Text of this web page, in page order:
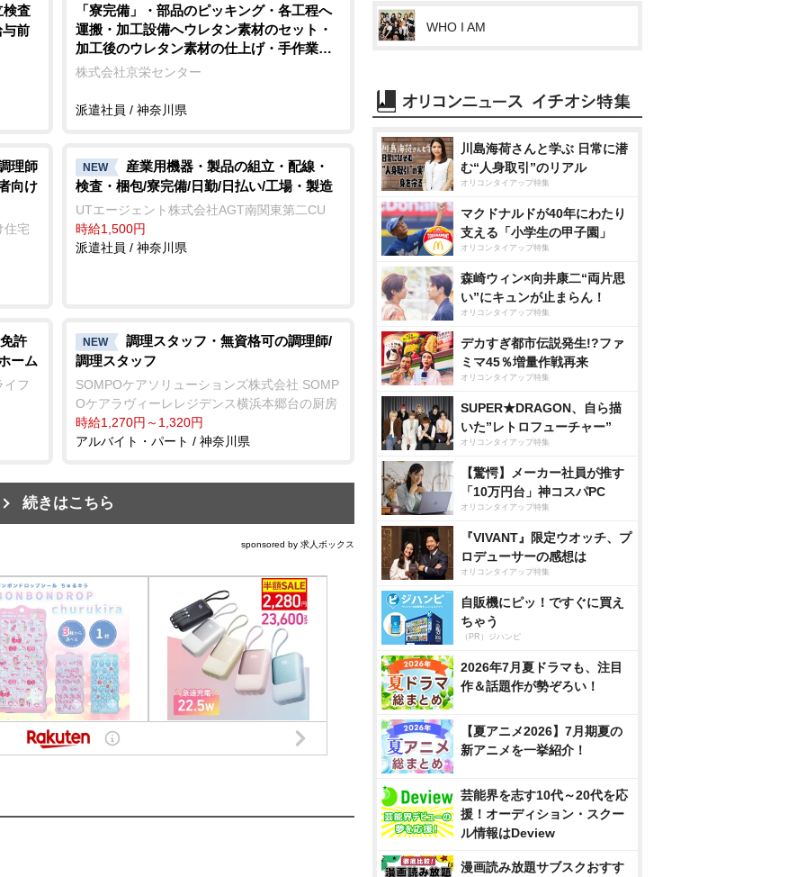
検査
与前
「寮完備」・部品のピッキング・各工程へ
運搬・加工設備へウレタン素材のセット・
加工後のウレタン素材の仕上げ・手作業
エアドライバーを使用しての車用シートの
株式会社京栄センター
派遣社員 / 神奈川県
理師
向け
住宅
NEW
産業用機器・製品の組立・配線・
検査・梱包/寮完備/日勤/日払い/工場・製造
UTエージェント株式会社AGT南関東第二CU
時給1,500円
派遣社員 / 神奈川県
許
ーム
イフ
NEW
調理スタッフ・無資格可の調理師/
調理スタッフ
SOMPOケアソリューションズ株式会社 SOMP
Oケアラヴィーレレジデンス横浜本郷台の厨房
時給1,270円～1,320円
アルバイト・パート / 神奈川県
続きはこちら
sponsored by 求人ボックス
WHO I AM
川島海荷さんと学ぶ 日常に潜
む“人身取引”のリアル
オリコンタイアップ特集
マクドナルドが40年にわたり
支える「小学生の甲子園」
オリコンタイアップ特集
森崎ウィン×向井康二“両片思
い”にキュンが止まらん！
オリコンタイアップ特集
デカすぎ都市伝説発生!?ファ
ミマ45％増量作戦再来
オリコンタイアップ特集
SUPER★DRAGON、自ら描
いた”レトロフューチャー”
オリコンタイアップ特集
【驚愕】メーカー社員が推す
「10万円台」神コスパPC
オリコンタイアップ特集
『VIVANT』限定ウオッチ、プ
ロデューサーの感想は
オリコンタイアップ特集
自販機にピッ！ですぐに買え
ちゃう
（PR）ジハンピ
2026年7月夏ドラマも、注目
作＆話題作が勢ぞろい！
【夏アニメ2026】7月期夏の
新アニメを一挙紹介！
芸能界を志す10代～20代を応
援！オーディション・スクー
ル情報はDeview
漫画読み放題サブスクおすす